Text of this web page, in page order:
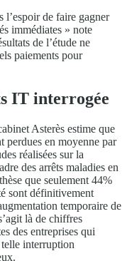
l’espoir de faire gagner
immédiates » note
de l’étude ne
paiements pour
IT interrogée
Asterès estime que
perdues en moyenne par
réalisées sur la
des arrêts maladies en
que seulement 44%
sont définitivement
temporaire de
là de chiffres
des entreprises qui
telle interruption